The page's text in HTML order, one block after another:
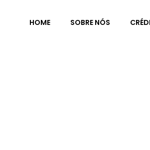
HOME SOBRE NÓS